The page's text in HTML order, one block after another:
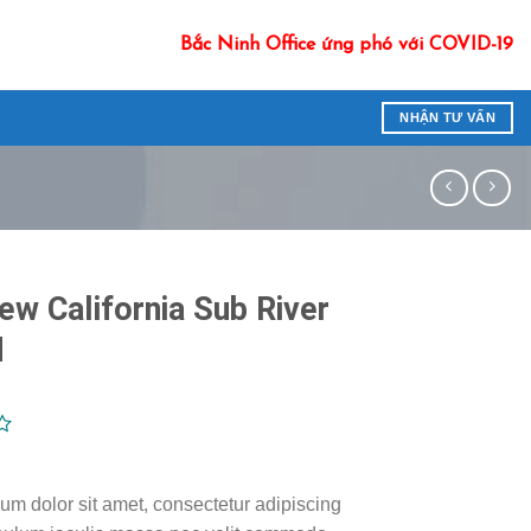
Bắc Ninh Office ứng phó với COVID-19
NHẬN TƯ VẤN
California Sub River
dolor sit amet, consectetur adipiscing